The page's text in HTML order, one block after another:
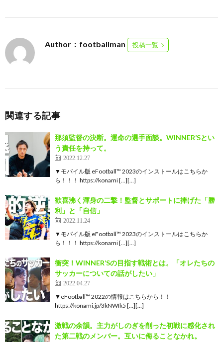
Author：footballman 投稿一覧
関連する記事
那須監督の決断。運命の選手面談。WINNER’Sとい
う責任を持って。
2022.12.27
▼モバイル版 eFootball™ 2023のインストールはこちらか
ら！！！ https://konami […][…]
歓喜沸く渾身の二撃！監督とサポートに捧げた「勝
利」と「自信」
2022.11.24
▼モバイル版 eFootball™ 2023のインストールはこちらか
ら！！！ https://konami […][…]
衝突！WINNER’Sの目指す戦術とは。「オレたちの
サッカーについての話がしたい」
2022.04.27
▼eFootball™ 2022の情報はこちらから！！
https://konami.jp/3kNWIk5 […][…]
激戦の余韻。主力がしのぎを削った初戦に感化され
た第二戦のメンバー。互いに侮ることなかれ。